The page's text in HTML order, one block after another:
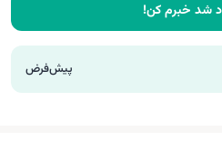
شد خبرم کن!
پیش‌فرض